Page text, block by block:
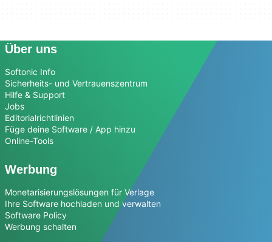
Über uns
Softonic Info
Sicherheits- und Vertrauenszentrum
Hilfe & Support
Jobs
Editorialrichtlinien
Füge deine Software / App hinzu
Online-Tools
Werbung
Monetarisierungslösungen für Verlage
Ihre Software hochladen und verwalten
Software Policy
Werbung schalten